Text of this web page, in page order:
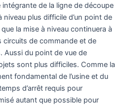
intégrante de la ligne de découpe
plus difficile d’un point de
la mise à niveau continuera à
circuits de commande et de
Aussi du point de vue de
sont plus difficiles. Comme la
fondamental de l’usine et du
d’arrêt requis pour
autant que possible pour